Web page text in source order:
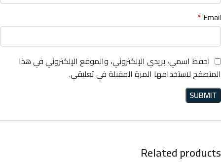
Email
*
احفظ اسمي، بريدي الإلكتروني، والموقع الإلكتروني في هذا
المتصفح لاستخدامها المرة المقبلة في تعليقي.
Related products